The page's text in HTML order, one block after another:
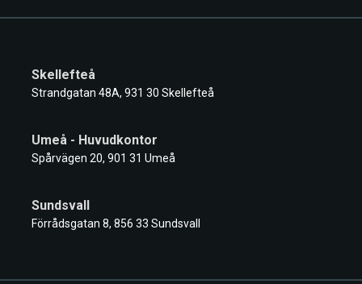
Skellefteå
Strandgatan 48A, 931 30 Skellefteå
Umeå - Huvudkontor
Spårvägen 20, 901 31 Umeå
Sundsvall
Förrådsgatan 8, 856 33 Sundsvall